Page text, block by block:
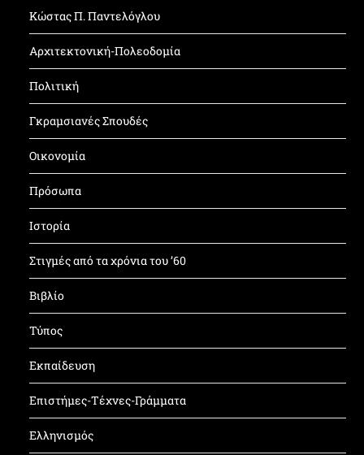
Κώστας Π. Παντελόγλου
Αρχιτεκτονική-Πολεοδομία
Πολιτική
Γκραμσιανές Σπουδές
Οικονομία
Πρόσωπα
Ιστορία
Στιγμές από τα χρόνια του ’60
Βιβλίο
Τύπος
Εκπαίδευση
Επιστήμες-Τέχνες-Γράμματα
Ελληνισμός